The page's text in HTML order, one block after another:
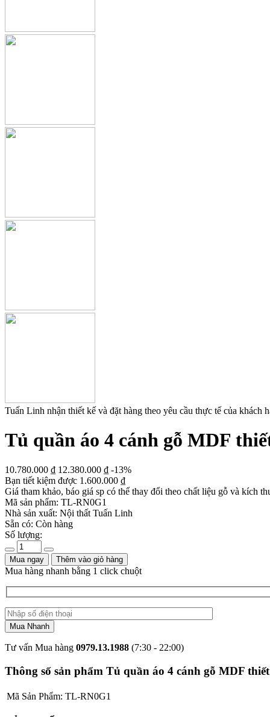
Tuấn Linh nhận thiết kế và đặt hàng theo yêu cầu thực tế của khách
Tủ quần áo 4 cánh gỗ MDF
10.780.000 ₫ 12.380.000 ₫ -13%
Bạn tiết kiệm được 1.600.000 ₫
Giá tham khảo, báo giá sp có thể thay đổi theo chất liệu gỗ và kích
Mã sản phẩm: TL-RN0G1
Nhà sản xuất: Nội thất Tuấn Linh
Sẵn có: Còn hàng
Số lượng:
Mua ngay Thêm vào giỏ hàng
Mua hàng nhanh bằng 1 click chuột
Tư vấn Mua hàng 0979.13.1988 (7:30 - 22:00)
Thông số sản phẩm Tủ quần áo 4 cánh gỗ MDF
Mã Sản Phẩm: TL-RN0G1